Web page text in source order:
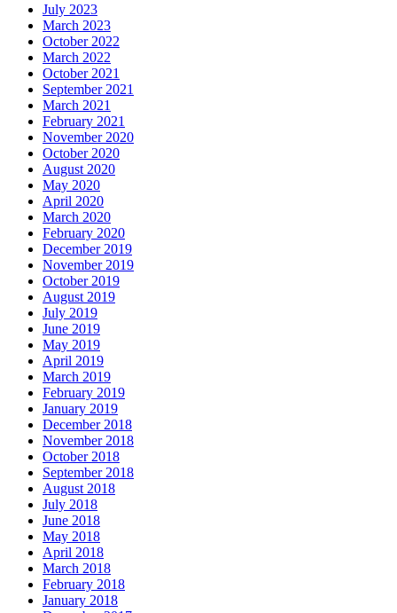
July 2023
March 2023
October 2022
March 2022
October 2021
September 2021
March 2021
February 2021
November 2020
October 2020
August 2020
May 2020
April 2020
March 2020
February 2020
December 2019
November 2019
October 2019
August 2019
July 2019
June 2019
May 2019
April 2019
March 2019
February 2019
January 2019
December 2018
November 2018
October 2018
September 2018
August 2018
July 2018
June 2018
May 2018
April 2018
March 2018
February 2018
January 2018